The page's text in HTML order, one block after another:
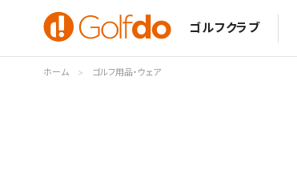
ゴルフクラブ
ホーム ゴルフ用品・ウェア